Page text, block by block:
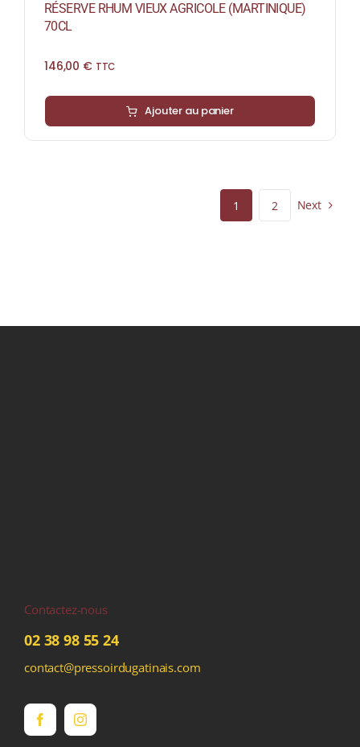
RÉSERVE RHUM VIEUX AGRICOLE (MARTINIQUE)
70CL
146,00 € TTC
Ajouter au panier
1 2 Next
Contactez-nous
02 38 98 55 24
contact@pressoirdugatinais.com